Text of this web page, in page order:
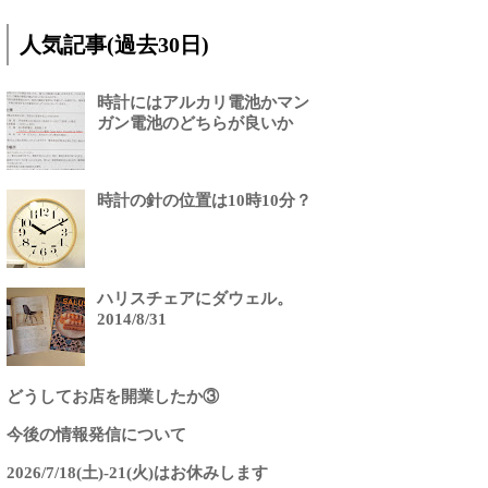
人気記事(過去30日)
時計にはアルカリ電池かマン
ガン電池のどちらが良いか
時計の針の位置は10時10分？
ハリスチェアにダウェル。
2014/8/31
どうしてお店を開業したか③
今後の情報発信について
2026/7/18(土)-21(火)はお休みします